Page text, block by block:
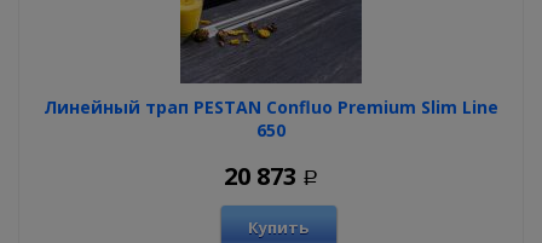
Линейный трап PESTAN Confluo Premium Slim Line
650
20 873 Р
Купить